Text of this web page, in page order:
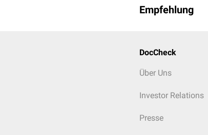
Empfehlung
DocCheck
Über Uns
Investor Relations
Presse